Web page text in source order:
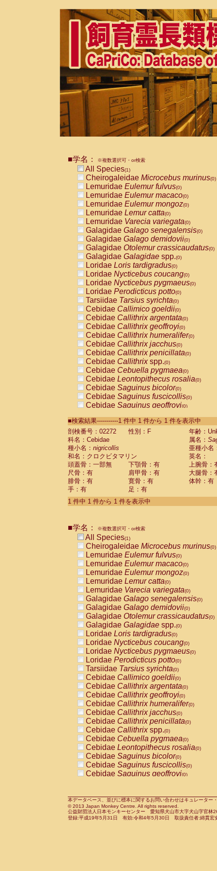
■学名： ※複数選択可・or検索
All Species(1)
Cheirogaleidae Microcebus murinus(0)
Lemuridae Eulemur fulvus(0)
Lemuridae Eulemur macaco(0)
Lemuridae Eulemur mongoz(0)
Lemuridae Lemur catta(0)
Lemuridae Varecia variegata(0)
Galagidae Galago senegalensis(0)
Galagidae Galago demidovii(0)
Galagidae Otolemur crassicaudatus(0)
Galagidae Galagidae spp.(0)
Loridae Loris tardigradus(0)
Loridae Nycticebus coucang(0)
Loridae Nycticebus pygmaeus(0)
Loridae Perodicticus potto(0)
Tarsiidae Tarsius syrichta(0)
Cebidae Callimico goeldii(0)
Cebidae Callithrix argentata(0)
Cebidae Callithrix geoffroyi(0)
Cebidae Callithrix humeralifer(0)
Cebidae Callithrix jacchus(0)
Cebidae Callithrix penicillata(0)
Cebidae Callithrixspp.(0)
Cebidae Cebuella pygmaea(0)
Cebidae Leontopithecus rosalia(0)
Cebidae Saguinus bicolor(0)
Cebidae Saguinus fuscicollis(0)
Cebidae Saguinus geoffroyi(0)
CebidaeSaguinus labiatus(0)
Cebidae Saguinus leucopus (0)
Cebidae
CebidaeSaguinus mystax
CebidaeSaguinus nigricollis (1)
Cebidae Saguinus oedipus
Cebidae Saguinus weddelli
Cebidae Saguinusspp.
Cebidae Aotus trivirgatus
Cebidae Cebus albifrons
CebidaeCebus nigrivittatus
CebidaeCebus
CebidaeSaimiri boliviensis(0)
CebidaeSaimiri sciureus(0)
AtelidaeAlouatta caraya(0)
AtelidaeAlouatta fusca(0)
AtelidaeAlouatta seniculus
AtelidaeAlouattaspp.(0)
AtelidaeAteles belzebuth(0)
AtelidaeAteles geoffroyi(0)
AtelidaeAteles paniscus(0)
AtelidaeAtelesspp.(0)
Atelidae Lagothrix lagothricha
AtelidaeLagothrix lagothricha cana
PitheciidaeCacajao calvus
PitheciidaeCallicebus cupreus
PitheciidaeCallicebus donacophilus
PitheciidaeCallicebus moloch
PitheciidaeCallicebus torquatus
PitheciidaeCallicebusspp.(0)
PitheciidaeChiropotes satanas(0)
PitheciidaePithecia monachus
PitheciidaePithecia pithecia(0)
CercopithecidaeCercocebus agilis
CercopithecidaeCercocebus
CercopithecidaeCercocebus
CercopithecidaeCercocebus
CercopithecidaeCercocebus
CercopithecidaeCercocebushybrid
CercopithecidaePapio anubis(0)
CercopithecidaePapio cynocephalus
CercopithecidaePapio hamadryas(0)
■検索結果-----------1 件中 1 件から 1 件を表示中
剖検番号：02272
性別：F
年齢：
科名：Cebidae
属名：
種小名： nigricollis
亜種小名
和名：クロクビタマリン
英名：
頭蓋骨：一部無
下顎骨：有
上腕骨：
尺骨：有
肩甲骨：有
大腿骨：
腓骨：有
寛骨：有
体幹：有
手：有
足：有
1 件中 1 件から 1 件を表示中
■学名： ※複数選択可・or検索
All Species(1)
Cheirogaleidae Microcebus murinus(0)
Lemuridae Eulemur fulvus(0)
Lemuridae Eulemur macaco(0)
Lemuridae Eulemur mongoz(0)
Lemuridae Lemur catta(0)
Lemuridae Varecia variegata(0)
Galagidae Galago senegalensis(0)
Galagidae Galago demidovii(0)
Galagidae Otolemur crassicaudatus(0)
Galagidae Galagidae spp.(0)
Loridae Loris tardigradus(0)
Loridae Nycticebus coucang(0)
Loridae Nycticebus pygmaeus(0)
Loridae Perodicticus potto(0)
Tarsiidae Tarsius syrichta(0)
Cebidae Callimico goeldii(0)
Cebidae Callithrix argentata(0)
Cebidae Callithrix geoffroyi(0)
Cebidae Callithrix humeralifer(0)
Cebidae Callithrix jacchus(0)
Cebidae Callithrix penicillata(0)
Cebidae Callithrixspp.(0)
Cebidae Cebuella pygmaea(0)
Cebidae Leontopithecus rosalia(0)
Cebidae Saguinus bicolor(0)
Cebidae Saguinus fuscicollis(0)
Cebidae Saguinus geoffroyi(0)
CebidaeSaguinus leucopus(0)
CebidaeSaguinus midas(0)
Cebidae Saguinus mystax(0)
本データベース、並びに標本に関するお問い合わせはキュレータ
© 2013 Japan Monkey Centre. All rights reserved.
公益財団法人日本モンキーセンター 愛知県犬山市大字犬山字官
登録:平成19年5月31日 有効:令和4年5月30日 取扱責任者:綿貫宏